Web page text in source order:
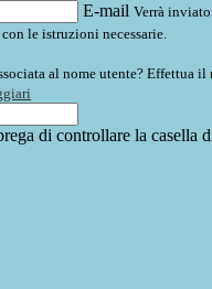
E-mail Verrà
le istruzioni necessarie.
al nome utente? Effettua il
di controllare la casella